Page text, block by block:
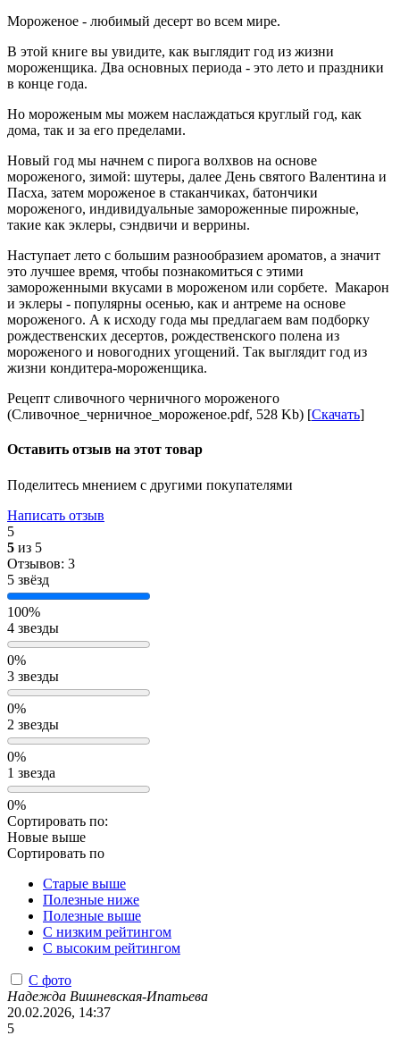
Мороженое - любимый десерт во всем мире.
В этой книге вы увидите, как выглядит год из жизни
мороженщика. Два основных периода - это лето и праздники
в конце года.
Но мороженым мы можем наслаждаться круглый год, как
дома, так и за его пределами.
Новый год мы начнем с пирога волхвов на основе
мороженого, зимой: шутеры, далее День святого Валентина и
Пасха, затем мороженое в стаканчиках, батончики
мороженого, индивидуальные замороженные пирожные,
такие как эклеры, сэндвичи и веррины.
Наступает лето с большим разнообразием ароматов, а значит
это лучшее время, чтобы познакомиться с этими
замороженными вкусами в мороженом или сорбете. Макарон
и эклеры - популярны осенью, как и антреме на основе
мороженого. А к исходу года мы предлагаем вам подборку
рождественских десертов, рождественского полена из
мороженого и новогодних угощений. Так выглядит год из
жизни кондитера-мороженщика.
Рецепт сливочного черничного мороженого
(Сливочное_черничное_мороженое.pdf, 528 Kb) [Скачать]
Оставить отзыв на этот товар
Поделитесь мнением с другими покупателями
Написать отзыв
5
5 из 5
Отзывов: 3
5 звёзд
100%
4 звезды
0%
3 звезды
0%
2 звезды
0%
1 звезда
0%
Сортировать по:
Новые выше
Сортировать по
Старые выше
Полезные ниже
Полезные выше
С низким рейтингом
C высоким рейтингом
С фото
Надежда Вишневская-Ипатьева
20.02.2026, 14:37
5